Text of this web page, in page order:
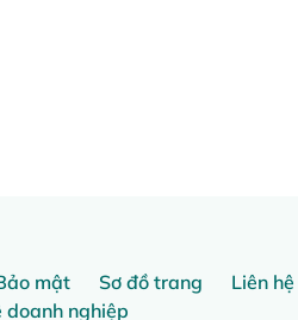
mật Sơ đồ trang
Liên
doanh nghiệp